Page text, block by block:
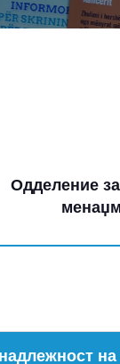
Одделение